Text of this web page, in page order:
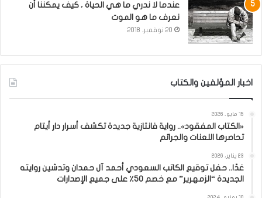
عندما لا ندري ما هي الحياة ، كيف يمكننا أن
نعرف ما هو الموت
20 نوفمبر، 2018
اخبار المؤلفين والكتاب
15 مايو، 2026
«الكتاب المفقود».. رواية فانتازية جديدة تكشف أسرار دار أيتام
تحاصرها اللعنات والجرائم
23 يناير، 2026
غدًا.. حفل توقيع الكاتب السعودي أحمد آل حمدان وتدشين روايته
الجديدة “الزمهرير” مع خصم 50٪ على جميع الإصدارات